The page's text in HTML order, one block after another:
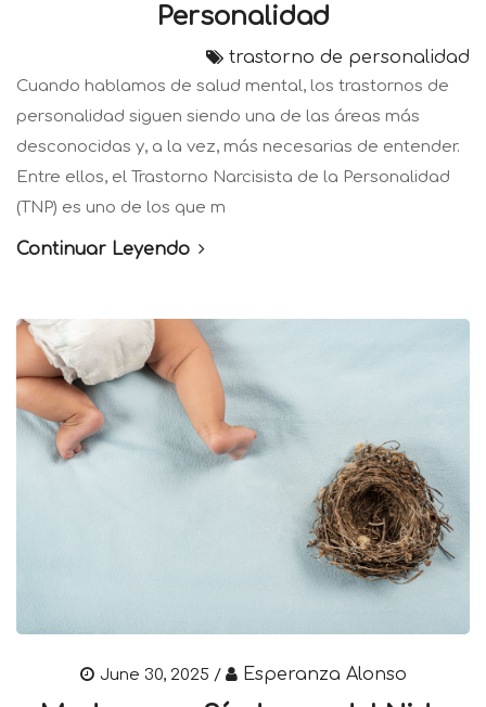
Personalidad
trastorno de personalidad
Cuando hablamos de salud mental, los trastornos de
personalidad siguen siendo una de las áreas más
desconocidas y, a la vez, más necesarias de entender.
Entre ellos, el Trastorno Narcisista de la Personalidad
(TNP) es uno de los que m
Continuar Leyendo
June 30, 2025 / Esperanza Alonso